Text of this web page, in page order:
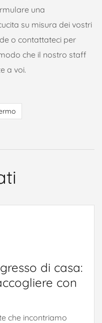
una
su misura dei vostri
o contattateci per
che il nostro staff
a voi.
di casa:
con
che incontriamo